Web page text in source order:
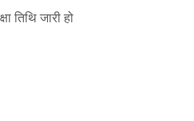
तिथि जारी हो